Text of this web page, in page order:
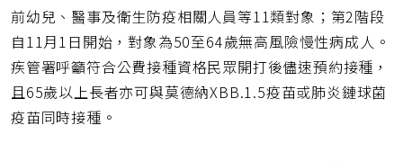
址
前幼兒、醫事及衛生防疫相關人員等11類對象；第2階段
自11月1日開始，對象為50至64歲無高風險慢性病成人。
疾管署呼籲符合公費接種資格民眾開打後儘速預約接種，
且65歲以上長者亦可與莫德納XBB.1.5疫苗或肺炎鏈球菌
疫苗同時接種。